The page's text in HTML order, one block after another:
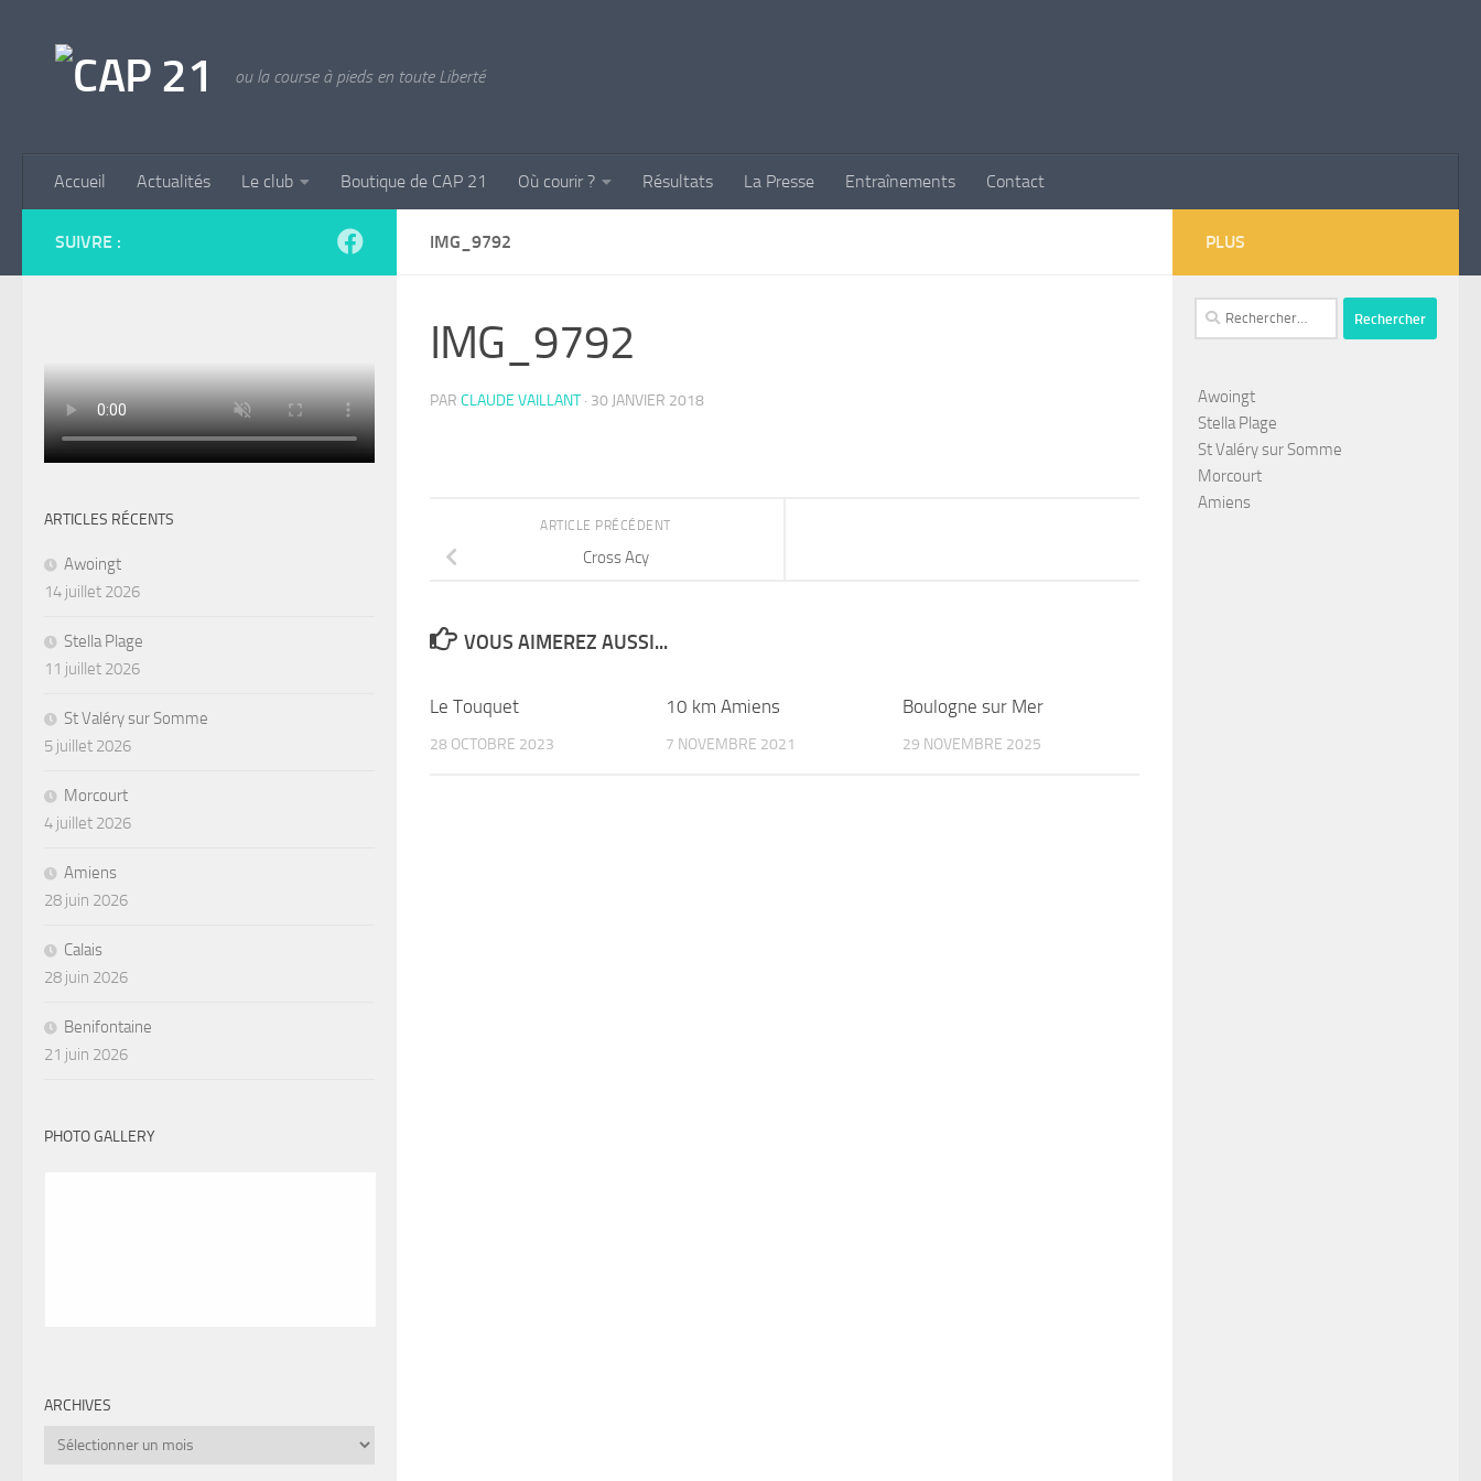
ou la course à pieds en toute Liberté
Accueil Actualités Le club Boutique de CAP 21 Où courir ? Résultats La Presse Entraînements Contact
IMG_9792
IMG_9792
PAR CLAUDE VAILLANT · 30 JANVIER 2018
ARTICLE PRÉCÉDENT
Cross Acy
VOUS AIMEREZ AUSSI...
Le Touquet
28 OCTOBRE 2023
10 km Amiens
7 NOVEMBRE 2021
Boulogne sur Mer
29 NOVEMBRE 2025
SUIVRE :
ARTICLES RÉCENTS
Awoingt
14 juillet 2026
Stella Plage
11 juillet 2026
St Valéry sur Somme
5 juillet 2026
Morcourt
4 juillet 2026
Amiens
28 juin 2026
Calais
28 juin 2026
Benifontaine
21 juin 2026
PHOTO GALLERY
ARCHIVES
Archives
PLUS
Rechercher :
Awoingt
Stella Plage
St Valéry sur Somme
Morcourt
Amiens